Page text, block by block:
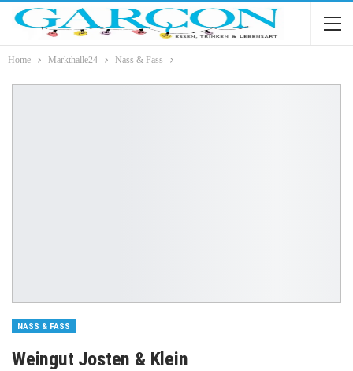
Home Markthalle24 Nass & Fass
NASS & FASS
Weingut Josten & Klein